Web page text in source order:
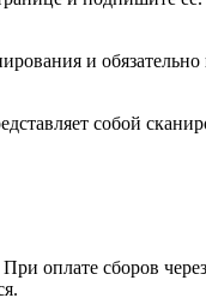
и обязательно
собой
оплате сборов